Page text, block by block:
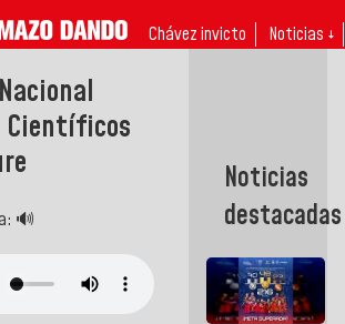
Chávez invicto Noticias ↓
Científicos
🔊
Noticias
destacadas